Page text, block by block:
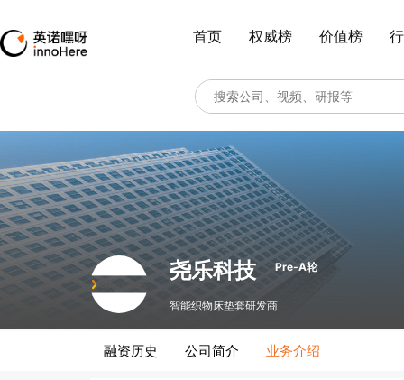
首页 权威榜 价值榜
尧乐科技 Pre-A轮
智能织物床垫套研发商
融资历史 公司简介 业务介绍